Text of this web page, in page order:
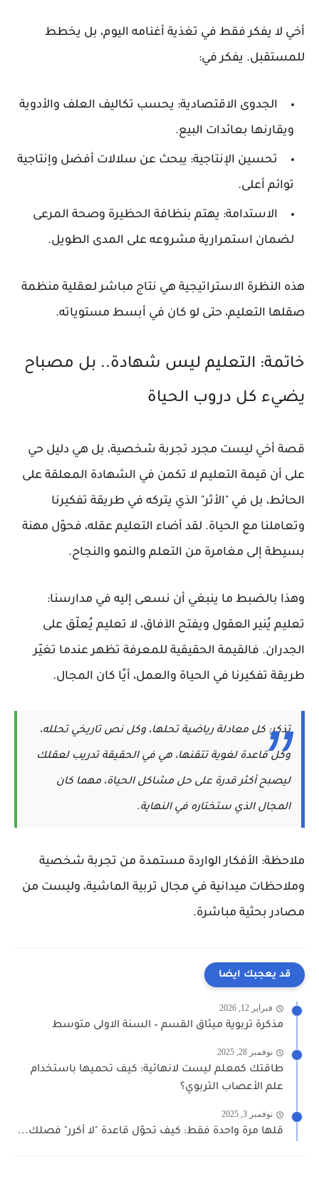
أخي لا يفكر فقط في تغذية أغنامه اليوم، بل يخطط
للمستقبل. يفكر في:
الجدوى الاقتصادية: يحسب تكاليف العلف والأدوية
ويقارنها بعائدات البيع.
تحسين الإنتاجية: يبحث عن سلالات أفضل وإنتاجية
توائم أعلى.
الاستدامة: يهتم بنظافة الحظيرة وصحة المرعى
لضمان استمرارية مشروعه على المدى الطويل.
هذه النظرة الاستراتيجية هي نتاج مباشر لعقلية منظمة
صقلها التعليم، حتى لو كان في أبسط مستوياته.
خاتمة: التعليم ليس شهادة.. بل مصباح
يضيء كل دروب الحياة
قصة أخي ليست مجرد تجربة شخصية، بل هي دليل حي
على أن قيمة التعليم لا تكمن في الشهادة المعلقة على
الحائط، بل في "الأثر" الذي يتركه في طريقة تفكيرنا
وتعاملنا مع الحياة. لقد أضاء التعليم عقله، فحوّل مهنة
بسيطة إلى مغامرة من التعلم والنمو والنجاح.
وهذا بالضبط ما ينبغي أن نسعى إليه في مدارسنا:
تعليم يُنير العقول ويفتح الآفاق، لا تعليم يُعلّق على
الجدران. فالقيمة الحقيقية للمعرفة تظهر عندما تغيّر
طريقة تفكيرنا في الحياة والعمل، أيًا كان المجال.
تذكر: كل معادلة رياضية تحلها، وكل نص تاريخي تحلله،
وكل قاعدة لغوية تتقنها، هي في الحقيقة تدريب لعقلك
ليصبح أكثر قدرة على حل مشاكل الحياة، مهما كان
المجال الذي ستختاره في النهاية.
ملاحظة: الأفكار الواردة مستمدة من تجربة شخصية
وملاحظات ميدانية في مجال تربية الماشية، وليست من
مصادر بحثية مباشرة.
قد يعجبك ايضا
فبراير 12, 2026
مذكرة تربوية ميثاق القسم – السنة الاولى متوسط
نوفمبر 28, 2025
طاقتك كمعلم ليست لانهائية: كيف تحميها باستخدام
علم الأعصاب التربوي؟
نوفمبر 3, 2025
قلها مرة واحدة فقط: كيف تحوّل قاعدة "لا أكرر" فصلك...